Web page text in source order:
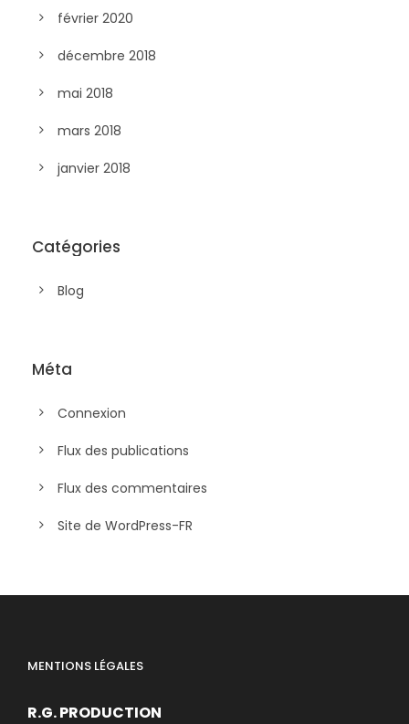
février 2020
décembre 2018
mai 2018
mars 2018
janvier 2018
Catégories
Blog
Méta
Connexion
Flux des publications
Flux des commentaires
Site de WordPress-FR
MENTIONS LÉGALES
R.G. PRODUCTION